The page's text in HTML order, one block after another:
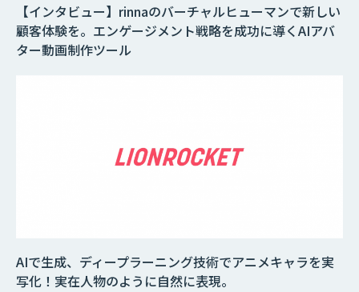
AIで生成、ディープラーニング技術でアニメキャラを実
写化！実在人物のように自然に表現。
【インタビュー】rinnaのバーチャルヒューマンで新しい
顧客体験を。エンゲージメント戦略を成功に導くAIアバ
ター動画制作ツール